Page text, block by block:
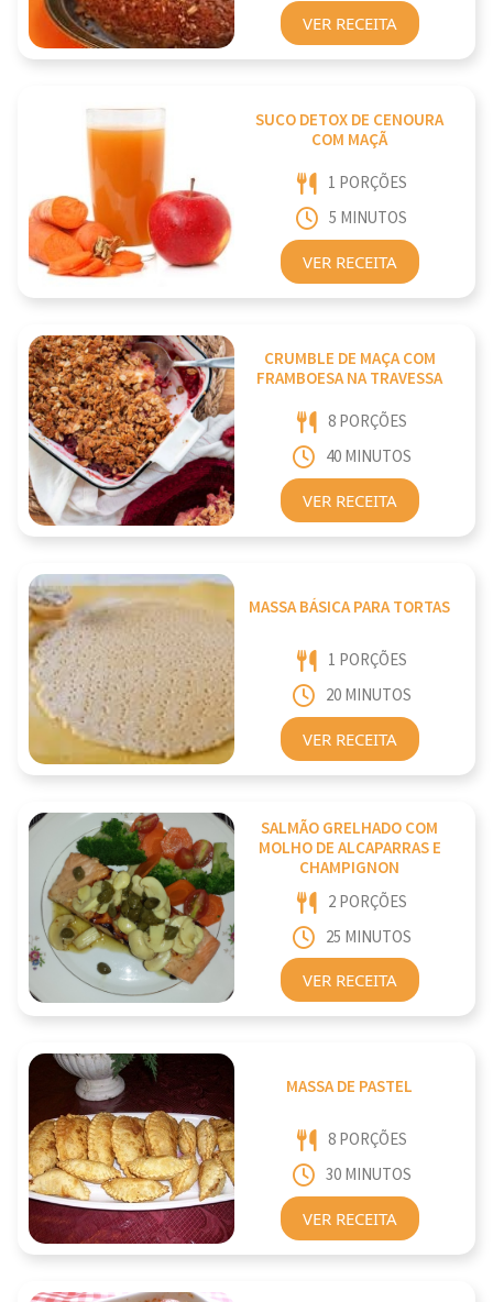
VER RECEITA
SUCO DETOX DE CENOURA
COM MAÇÃ
1 PORÇÕES
5 MINUTOS
VER RECEITA
CRUMBLE DE MAÇA COM
FRAMBOESA NA TRAVESSA
8 PORÇÕES
40 MINUTOS
VER RECEITA
MASSA BÁSICA PARA TORTAS
1 PORÇÕES
20 MINUTOS
VER RECEITA
SALMÃO GRELHADO COM
MOLHO DE ALCAPARRAS E
CHAMPIGNON
2 PORÇÕES
25 MINUTOS
VER RECEITA
MASSA DE PASTEL
8 PORÇÕES
30 MINUTOS
VER RECEITA